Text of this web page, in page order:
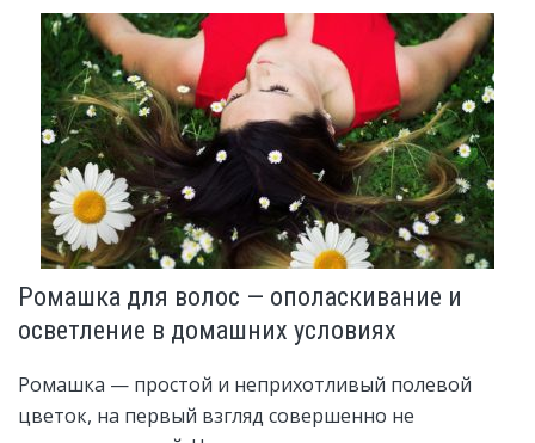
Ромашка для волос — ополаскивание и
осветление в домашних условиях
Ромашка — простой и неприхотливый полевой
цветок, на первый взгляд совершенно не